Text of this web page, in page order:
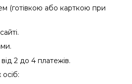
(готівкою або карткою при
2 до 4 платежів.